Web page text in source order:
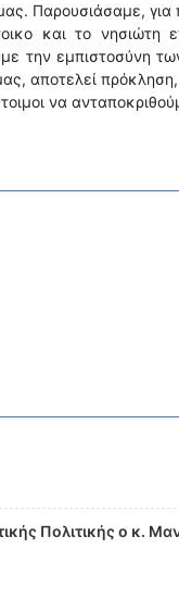
Παρουσιάσαμε,
και το νησιώτη
την εμπιστοσύνη
αποτελεί
να
Πολιτικής ο κ.